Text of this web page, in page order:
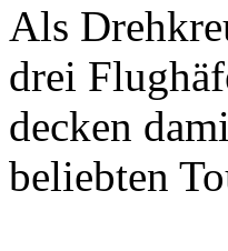
Als
drei
decken
beliebten